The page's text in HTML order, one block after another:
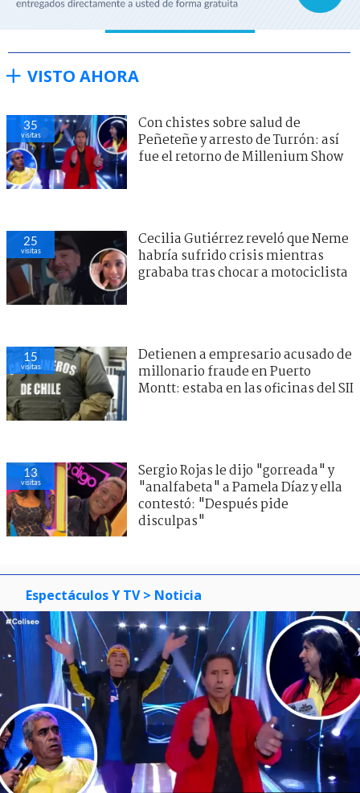
VISTO AHORA
35
visitas
Con chistes sobre salud de
Peñeteñe y arresto de Turrón: así
fue el retorno de Millenium Show
25
visitas
Cecilia Gutiérrez reveló que Neme
habría sufrido crisis mientras
grababa tras chocar a motociclista
15
visitas
Detienen a empresario acusado de
millonario fraude en Puerto
Montt: estaba en las oficinas del SII
13
visitas
Sergio Rojas le dijo "gorreada" y
"analfabeta" a Pamela Díaz y ella
contestó: "Después pide
disculpas"
Espectáculos Y TV > Noticia